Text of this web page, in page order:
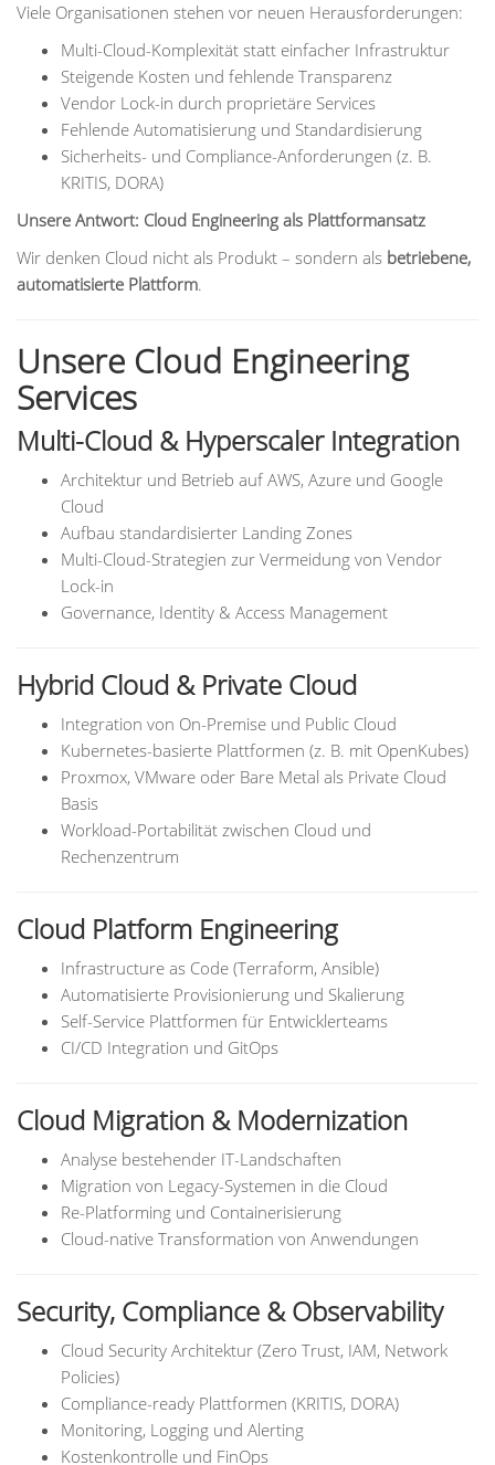
Viele Organisationen stehen vor neuen Herausforderungen:
Multi-Cloud-Komplexität statt einfacher Infrastruktur
Steigende Kosten und fehlende Transparenz
Vendor Lock-in durch proprietäre Services
Fehlende Automatisierung und Standardisierung
Sicherheits- und Compliance-Anforderungen (z. B.
KRITIS, DORA)
Unsere Antwort: Cloud Engineering als Plattformansatz
Wir denken Cloud nicht als Produkt – sondern als betriebene,
automatisierte Plattform.
Unsere Cloud Engineering
Services
Multi-Cloud & Hyperscaler Integration
Architektur und Betrieb auf AWS, Azure und Google
Cloud
Aufbau standardisierter Landing Zones
Multi-Cloud-Strategien zur Vermeidung von Vendor
Lock-in
Governance, Identity & Access Management
Hybrid Cloud & Private Cloud
Integration von On-Premise und Public Cloud
Kubernetes-basierte Plattformen (z. B. mit OpenKubes)
Proxmox, VMware oder Bare Metal als Private Cloud
Basis
Workload-Portabilität zwischen Cloud und
Rechenzentrum
Cloud Platform Engineering
Infrastructure as Code (Terraform, Ansible)
Automatisierte Provisionierung und Skalierung
Self-Service Plattformen für Entwicklerteams
CI/CD Integration und GitOps
Cloud Migration & Modernization
Analyse bestehender IT-Landschaften
Migration von Legacy-Systemen in die Cloud
Re-Platforming und Containerisierung
Cloud-native Transformation von Anwendungen
Security, Compliance & Observability
Cloud Security Architektur (Zero Trust, IAM, Network
Policies)
Compliance-ready Plattformen (KRITIS, DORA)
Monitoring, Logging und Alerting
Kostenkontrolle und FinOps